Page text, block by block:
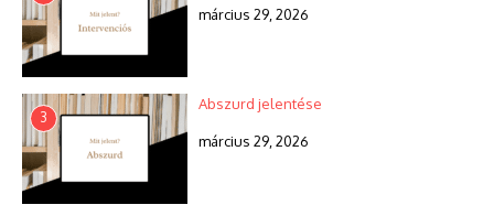
március 29, 2026
3
Abszurd jelentése
március 29, 2026